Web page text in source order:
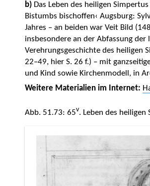
b)Das Leben des heiligen
Bistumbs bischoffen‹ Augsburg:
Jahres – an beiden war Veit Bild
insbesondere an der Abfassung der
Verehrungsgeschichte des heiligen
22–49, hier S. 26 f.) – mit
und Kind sowie Kirchenmodell, in
Weitere Materialien im Internet:
Abb. 51.73: 65v. Leben des